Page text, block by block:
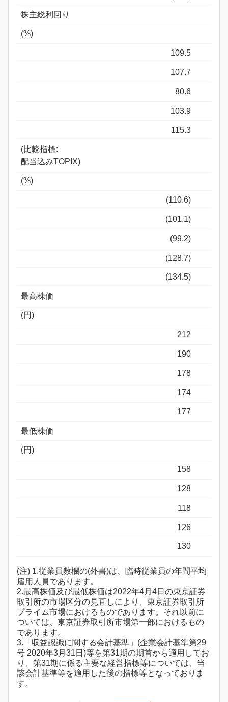
株主総利回り
(%)
109.5
107.7
80.6
103.9
115.3
(比較指標:
配当込みTOPIX)
(%)
(110.6)
(101.1)
(99.2)
(128.7)
(134.5)
最高株価
(円)
212
190
178
174
177
最低株価
(円)
158
128
118
126
130
(注) 1.従業員数欄の(外書)は、臨時従業員の年間平均
雇用人員であります。
2.最高株価及び最低株価は2022年4月4日の東京証券
取引所の市場区分の見直しにより、東京証券取引所
プライム市場におけるものであります。それ以前に
ついては、東京証券取引所市場第一部におけるもの
であります。
3.「収益認識に関する会計基準」(企業会計基準第29
号 2020年3月31日)等を第31期の期首から適用してお
り、第31期に係る主要な経営指標等については、当
該会計基準等を適用した後の指標等となっておりま
す。